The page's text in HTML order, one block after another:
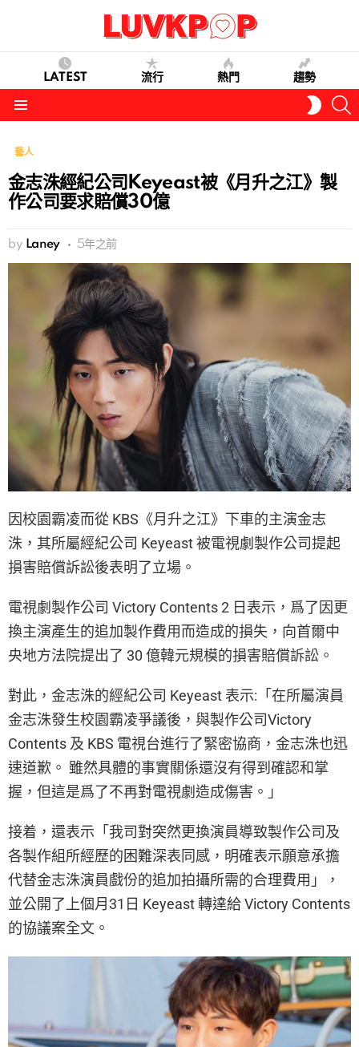
LATEST 流行 熱門 趨勢
SKIN
藝人
金志洙經紀公司Keyeast被《月升之江》製
作公司要求賠償30億
by Laney 5年之前
因校園霸凌而從 KBS《月升之江》下車的主演金志
洙，其所屬經紀公司 Keyeast 被電視劇製作公司提起
損害賠償訴訟後表明了立場。
電視劇製作公司 Victory Contents 2 日表示，爲了因更
換主演產生的追加製作費用而造成的損失，向首爾中
央地方法院提出了 30 億韓元規模的損害賠償訴訟。
對此，金志洙的經紀公司 Keyeast 表示:「在所屬演員
金志洙發生校園霸凌爭議後，與製作公司Victory
Contents 及 KBS 電視台進行了緊密協商，金志洙也迅
速道歉。 雖然具體的事實關係還沒有得到確認和掌
握，但這是爲了不再對電視劇造成傷害。」
接着，還表示「我司對突然更換演員導致製作公司及
各製作組所經歷的困難深表同感，明確表示願意承擔
代替金志洙演員戲份的追加拍攝所需的合理費用」，
並公開了上個月31日 Keyeast 轉達給 Victory Contents
的協議案全文。